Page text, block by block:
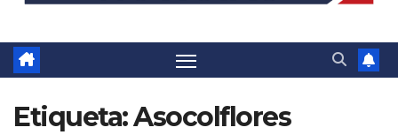
Etiqueta:Asocolflores